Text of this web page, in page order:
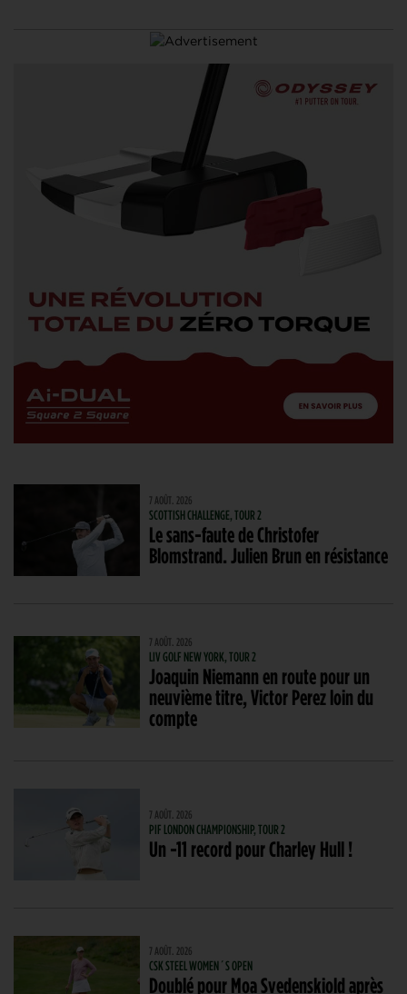
7 AOÛT. 2026
SCOTTISH CHALLENGE, TOUR 2
Le sans-faute de Christofer
Blomstrand. Julien Brun en résistance
7 AOÛT. 2026
LIV GOLF NEW YORK, TOUR 2
Joaquin Niemann en route pour un
neuvième titre, Victor Perez loin du
compte
7 AOÛT. 2026
PIF LONDON CHAMPIONSHIP, TOUR 2
Un -11 record pour Charley Hull !
7 AOÛT. 2026
CSK STEEL WOMEN´S OPEN
Doublé pour Moa Svedenskiold après